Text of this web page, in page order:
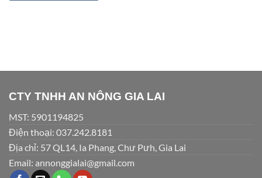
CTY TNHH AN NÔNG GIA LAI
MST: 5901194825
Điện thoại: 037.242.8181
Địa chỉ: 57 QL14, Ia Phang, Chư Pưh, Gia Lai
Email: annonggialai@gmail.com